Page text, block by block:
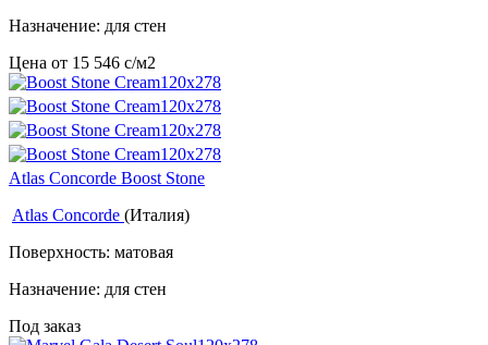
Назначение: для стен
Цена от 15 546 c/м2
Atlas Concorde Boost Stone
Atlas Concorde (Италия)
Поверхность: матовая
Назначение: для стен
Под заказ